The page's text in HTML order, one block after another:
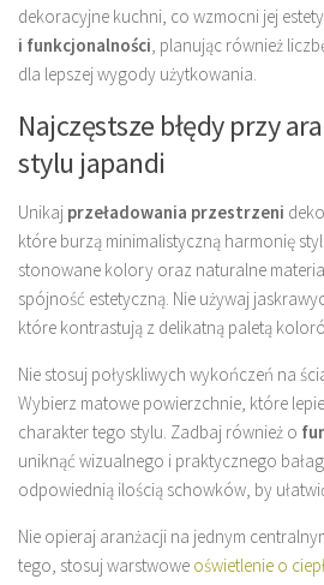
dekoracyjne kuchni, co wzmocni jej
i funkcjonalności , planując również
dla lepszej wygody użytkowania.
Najczęstsze błędy przy
stylu japandi
Unikaj przeładowania przestrzeni
które burzą minimalistyczną harmonię
stonowane kolory oraz naturalne
spójność estetyczną. Nie używaj
które kontrastują z delikatną paletą
Nie stosuj połyskliwych wykończeń na
Wybierz matowe powierzchnie, które
charakter tego stylu. Zadbaj również o
uniknąć wizualnego i praktycznego
odpowiednią ilością schowków, by
Nie opieraj aranżacji na jednym
tego, stosuj warstwowe oświetlenie o